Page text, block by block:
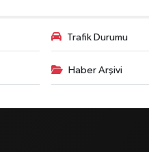
Trafik Durumu
Haber Arşivi